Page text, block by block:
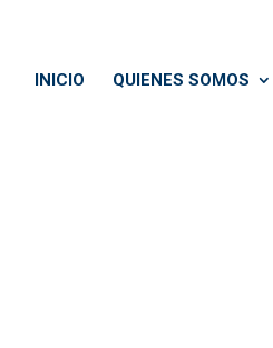
INICIO QUIENES SOMOS